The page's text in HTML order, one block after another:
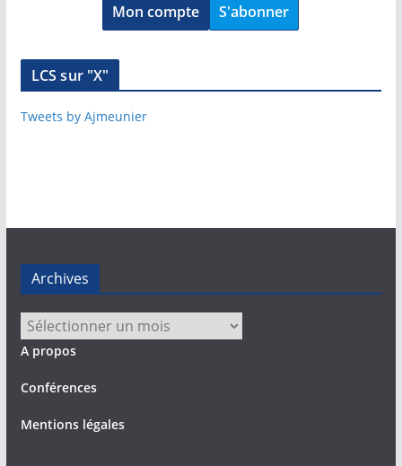
Mon compte S'abonner
LCS sur "X"
Tweets by Ajmeunier
Archives
Archives
A propos
Conférences
Mentions légales